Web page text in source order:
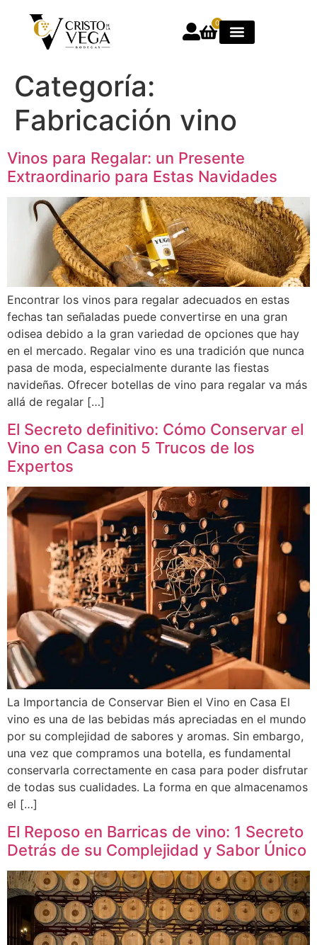
0
Categoría:
Fabricación vino
Vinos para Regalar: un Presente
Extraordinario para Estas Navidades
Encontrar los vinos para regalar adecuados en estas
fechas tan señaladas puede convertirse en una gran
odisea debido a la gran variedad de opciones que hay
en el mercado. Regalar vino es una tradición que nunca
pasa de moda, especialmente durante las fiestas
navideñas. Ofrecer botellas de vino para regalar va más
allá de regalar […]
El Secreto definitivo: Cómo Conservar el
Vino en Casa con 5 Trucos de los
Expertos
La Importancia de Conservar Bien el Vino en Casa El
vino es una de las bebidas más apreciadas en el mundo
por su complejidad de sabores y aromas. Sin embargo,
una vez que compramos una botella, es fundamental
conservarla correctamente en casa para poder disfrutar
de todas sus cualidades. La forma en que almacenamos
el […]
El Reposo en Barricas de vino: 1 Secreto
Detrás de su Complejidad y Sabor Único